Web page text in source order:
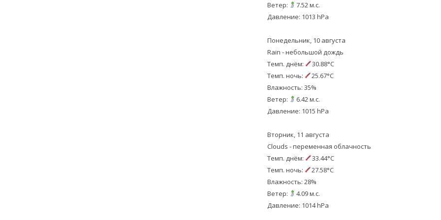
Ветер:
7.52 м.с.
Давление: 1013 hPa
Понедельник, 10 августа
Rain - небольшой дождь
Темп. днём:
30.88°C
Темп. ночь:
25.67°C
Влажность: 35%
Ветер:
6.42 м.с.
Давление: 1015 hPa
Вторник, 11 августа
Clouds - переменная облачность
Темп. днём:
33.44°C
Темп. ночь:
27.58°C
Влажность: 28%
Ветер:
4.09 м.с.
Давление: 1014 hPa